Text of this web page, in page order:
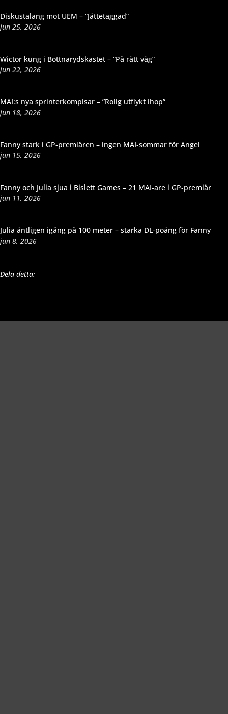
Diskustalang mot UEM – ”Jättetaggad”
jun 25, 2026
Wictor kung i Bottnarydskastet – ”På rätt väg”
jun 22, 2026
MAI:s nya sprinterkompisar – ”Rolig utflykt ihop”
jun 18, 2026
Fanny stark i GP-premiären – ingen MAI-sommar för Angel
jun 15, 2026
Fanny och Julia sjua i Bislett Games – 21 MAI-are i GP-premiär
jun 11, 2026
Julia äntligen igång på 100 meter – starka DL-poäng för Fanny
jun 8, 2026
Dela detta: